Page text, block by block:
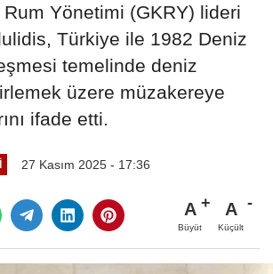
Rum Yönetimi (GKRY) lideri
Türkiye ile 1982 Deniz
temelinde deniz
üzere müzakereye
ifade etti.
27 Kasım 2025 - 17:36
A
Büyüt
A
Küçült